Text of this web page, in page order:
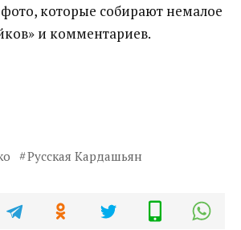
которые собирают немалое
и комментариев.
Русская Кардашьян